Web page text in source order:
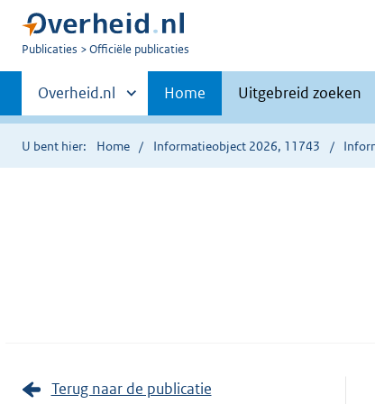
U
Publicaties Officiële publicaties
Primaire
navigatie
Andere
sites
binnen
Overheid.nl Home Uitgebreid zoeken
U bent hier: Home Informatieobject 2026, 11743
Terug naar de publicatie